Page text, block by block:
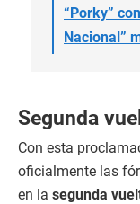
“Porky”
Nacional”
Segunda
Con esta
oficialmente las
en la segunda